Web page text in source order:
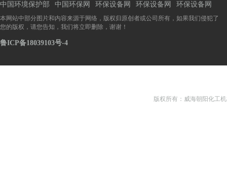
中国环境保护部 中国环保网 环保设备网 环保设备网 环保设备网
本网站中部分图片和内容来源于网络，版权归原创者或公司所有，如果我们侵犯了
您的版权，请您告知，我们将立即删除，谢谢！
鲁ICP备18039103号-4
版权所有：威海朝阳化工